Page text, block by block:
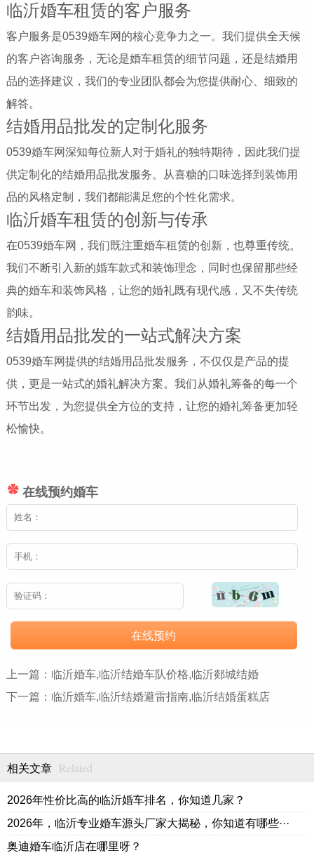
临沂婚车租赁的客户服务
客户服务是0539婚车网的核心竞争力之一。我们提供全天候
的客户咨询服务，无论是婚车租赁的细节问题，还是结婚用
品的选择建议，我们的专业团队都会为您提供耐心、细致的
解答。
结婚用品批发的定制化服务
0539婚车网深知每位新人对于婚礼的独特期待，因此我们提
供定制化的结婚用品批发服务。从喜糖的口味选择到装饰用
品的风格定制，我们都能满足您的个性化需求。
临沂婚车租赁的创新与传承
在0539婚车网，我们既注重婚车租赁的创新，也尊重传统。
我们不断引入新的婚车款式和装饰理念，同时也保留那些经
典的婚车和装饰风格，让您的婚礼既有现代感，又不失传统
韵味。
结婚用品批发的一站式解决方案
0539婚车网提供的结婚用品批发服务，不仅仅是产品的提
供，更是一站式的婚礼解决方案。我们从婚礼筹备的每一个
环节出发，为您提供全方位的支持，让您的婚礼筹备更加轻
松愉快。
在线预约婚车
在线预约
上一篇： 临沂婚车,临沂结婚车队价格,临沂郯城结婚
下一篇： 临沂婚车,临沂结婚避雷指南,临沂结婚蛋糕店
相关文章 Related
2026年性价比高的临沂婚车排名，你知道几家？
2026年，临沂专业婚车源头厂家大揭秘，你知道有哪些···
奥迪婚车临沂店在哪里呀？